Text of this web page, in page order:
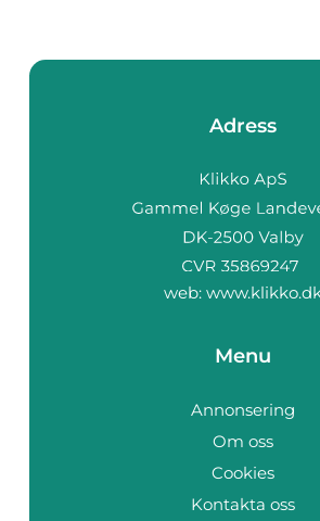
Adress
web:
Menu
Annonsering
Om oss
Cookies
Kontakta oss